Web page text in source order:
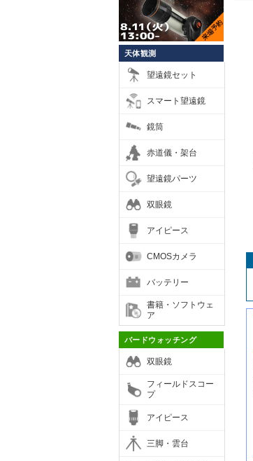
天体観測
望遠鏡セット
スマート望遠鏡
鏡筒
赤道儀・架台
望遠鏡パーツ
双眼鏡
アイピース
CMOSカメラ
バッテリー
書籍・ソフトウェ
ア
バードウォッチング
双眼鏡
フィールドスコー
プ
アイピース
三脚・雲台